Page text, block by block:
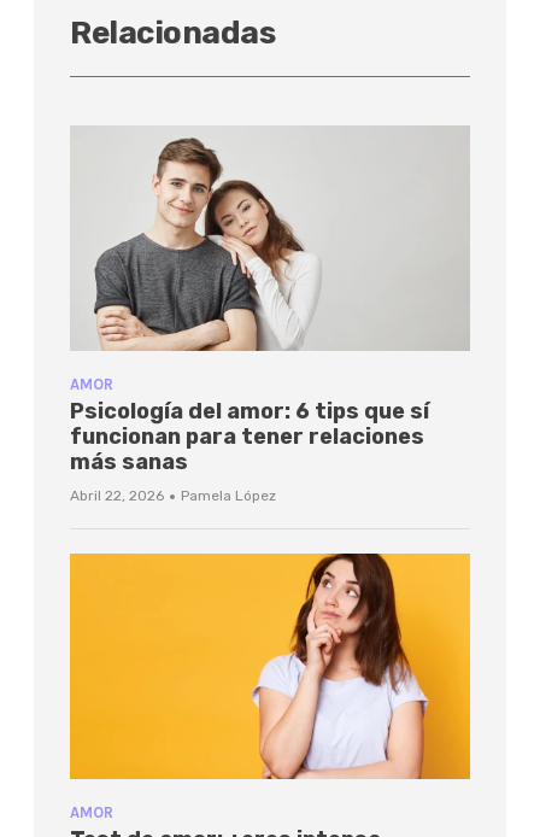
Relacionadas
AMOR
Psicología del amor: 6 tips que sí
funcionan para tener relaciones
más sanas
Abril 22, 2026 · Pamela López
AMOR